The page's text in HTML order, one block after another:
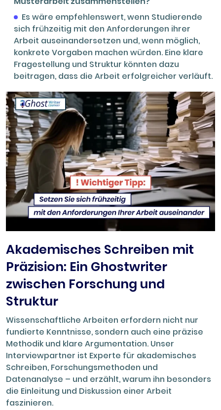
Es wäre empfehlenswert, wenn Studierende
sich frühzeitig mit den Anforderungen ihrer
Arbeit auseinandersetzen und, wenn möglich,
konkrete Vorgaben machen würden. Eine klare
Fragestellung und Struktur könnten dazu
beitragen, dass die Arbeit erfolgreicher verläuft.
Akademisches Schreiben mit
Präzision: Ein Ghostwriter
zwischen Forschung und
Struktur
Wissenschaftliche Arbeiten erfordern nicht nur
fundierte Kenntnisse, sondern auch eine präzise
Methodik und klare Argumentation. Unser
Interviewpartner ist Experte für akademisches
Schreiben, Forschungsmethoden und
Datenanalyse – und erzählt, warum ihn besonders
die Einleitung und Diskussion einer Arbeit
faszinieren.